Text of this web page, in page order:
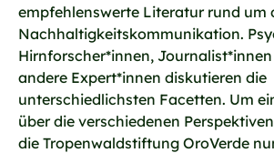
empfehlenswerte Literatur rund um
Nachhaltigkeitskommunikation.
Hirnforscher*innen,
andere Expert*innen diskutieren die
unterschiedlichsten Facetten. Um
über die verschiedenen
die Tropenwaldstiftung OroVerde